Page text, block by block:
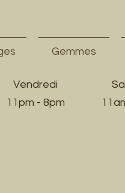
Gemmes
Vendredi
11pm - 8pm